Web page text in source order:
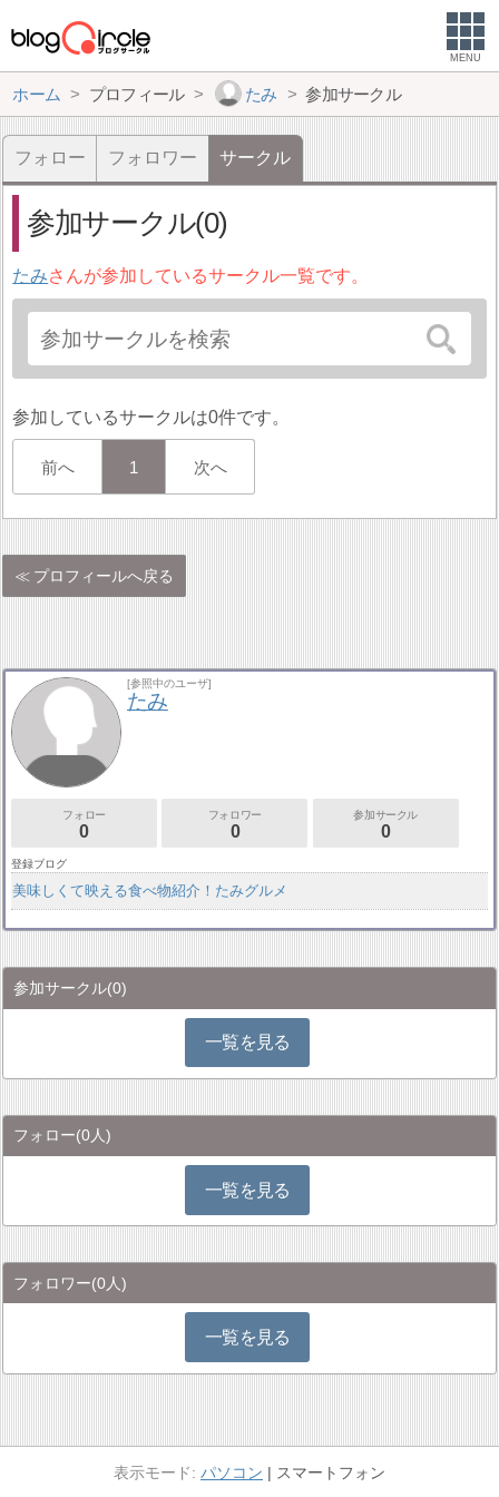
MENU
ホーム プロフィール たみ 参加サークル
フォロー フォロワー サークル
参加サークル(0)
たみさんが参加しているサークル一覧です。
参加しているサークルは0件です。
前へ 1 次へ
プロフィールへ戻る
[参照中のユーザ]
たみ
フォロー
0
フォロワー
0
参加サークル
0
登録ブログ
美味しくて映える食べ物紹介！たみグルメ
参加サークル(0)
一覧を見る
フォロー(0人)
一覧を見る
フォロワー(0人)
一覧を見る
パソコン スマートフォン